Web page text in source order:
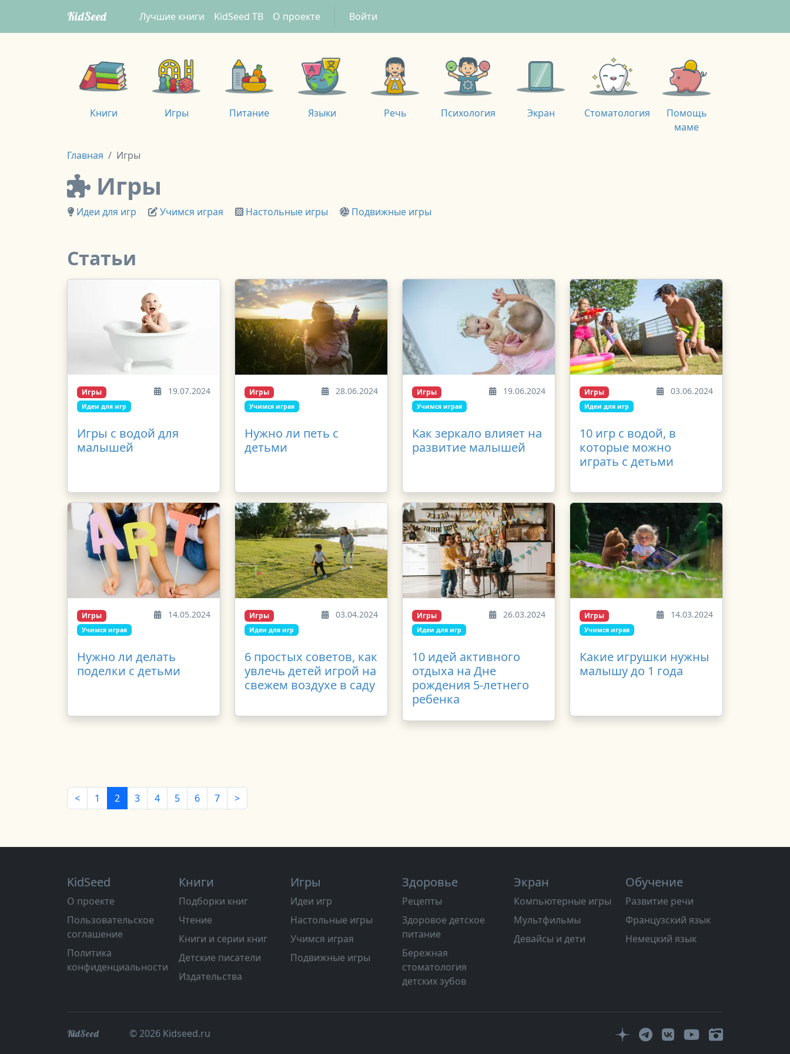
KidSeed Лучшие книги KidSeed ТВ О проекте Войти
Книги Игры Питание Языки Речь Психология Экран Стоматология
Помощь
маме
Главная Игры
Игры
Идеи для игр Учимся играя Настольные игры Подвижные игры
Статьи
Игры 19.07.2024
Идеи для игр
Игры с водой для
малышей
Игры 28.06.2024
Учимся играя
Нужно ли петь с
детьми
Игры 19.06.2024
Учимся играя
Как зеркало влияет на
развитие малышей
Игры 03.06.2024
Идеи для игр
10 игр с водой, в
которые можно
играть с детьми
Игры 14.05.2024
Учимся играя
Нужно ли делать
поделки с детьми
Игры 03.04.2024
Идеи для игр
6 простых советов, как
увлечь детей игрой на
свежем воздухе в саду
Игры 26.03.2024
Идеи для игр
10 идей активного
отдыха на Дне
рождения 5-летнего
ребенка
Игры 14.03.2024
Учимся играя
Какие игрушки нужны
малышу до 1 года
< 1 2 3 4 5 6 7 >
KidSeed
О проекте
Пользовательское
соглашение
Политика
конфиденциальности
Книги
Подборки книг
Чтение
Книги и серии книг
Детские писатели
Издательства
Игры
Идеи игр
Настольные игры
Учимся играя
Подвижные игры
Здоровье
Рецепты
Здоровое детское
питание
Бережная
стоматология
детских зубов
Экран
Компьютерные игры
Мультфильмы
Девайсы и дети
Обучение
Развитие речи
Французский язык
Немецкий язык
KidSeed
© 2026 Kidseed.ru